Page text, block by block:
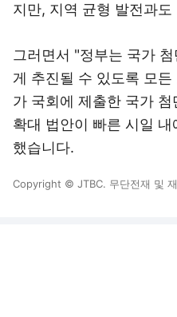
지만, 지역 균형 발전과
그러면서 "정부는 국가
게 추진될 수 있도록 모
가 국회에 제출한 국가
확대 법안이 빠른 시일
했습니다.
Copyright © JTBC. 무단전재 및